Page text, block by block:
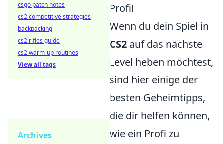
Profi!
Wenn du dein Spiel in
CS2 auf das nächste
Level heben möchtest,
sind hier einige der
besten Geheimtipps,
die dir helfen können,
wie ein Profi zu
csgo patch notes
cs2 competitive strategies
backpacking
cs2 rifles guide
cs2 warm-up routines
View all tags
Archives